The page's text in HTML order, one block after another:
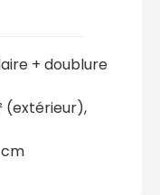
+ doublure
(extérieur),
cm